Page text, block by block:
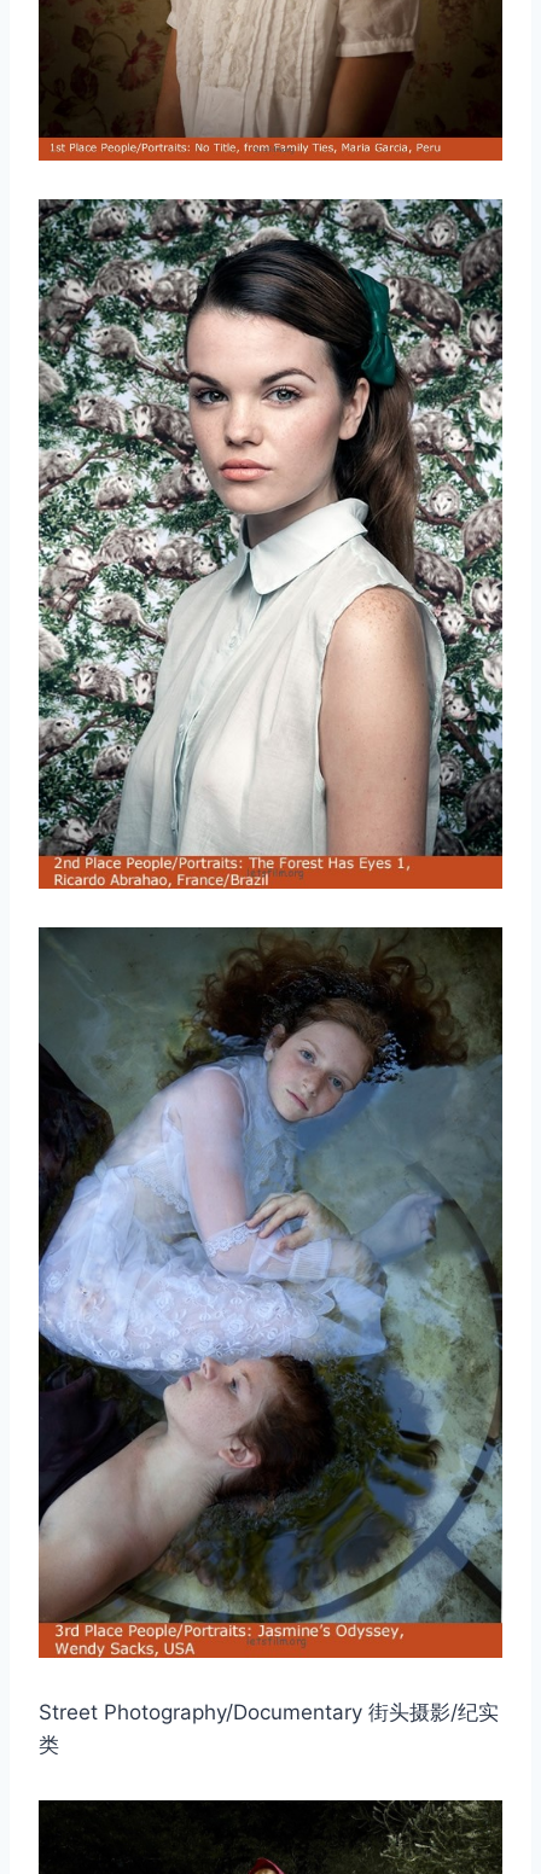
Street Photography/Documentary 街头摄影/纪实
类